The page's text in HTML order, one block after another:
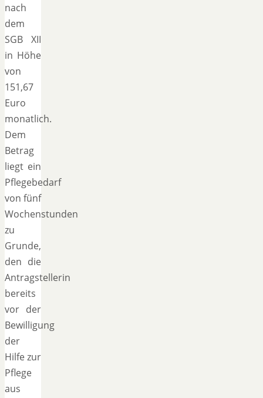
nach
dem
SGB XII
in Höhe
von
151,67
Euro
monatlich.
Dem
Betrag
liegt ein
Pflegebedarf
von fünf
Wochenstunden
zu
Grunde,
den die
Antragstellerin
bereits
vor der
Bewilligung
der
Hilfe zur
Pflege
aus